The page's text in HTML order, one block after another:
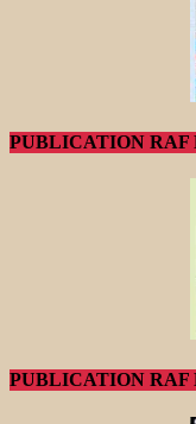
PUBLICATION RAF
PUBLICATION RAF